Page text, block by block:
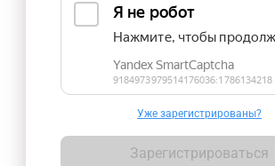
Уже зарегистрированы?
Зарегистрироваться